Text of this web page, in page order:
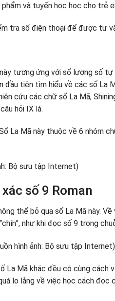
đơn giản
đến số lượng người La Mã
La Mã
La Mã với các số La Mã khác
và tuyến học học cho trẻ
tra số điện thoại để được tư
tương ứng với số lượng số tự
đầu tiên tìm hiểu về các số La
cứu các chữ số La Mã,
hỏi IX là.
La Mã này thuộc về 6 nhóm
số 9 Roman
thể bỏ qua số La Mã này.
như khi đọc số 9 trong
La Mã khác đều có cùng cách
lo lắng về việc học cách đọc